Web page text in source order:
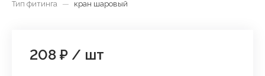
Тип фитинга — кран шаровый
208 ₽ / шт